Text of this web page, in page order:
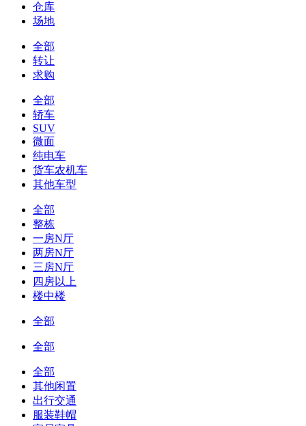
仓库
场地
全部
转让
求购
全部
轿车
SUV
微面
纯电车
货车农机车
其他车型
全部
整栋
一房N厅
两房N厅
三房N厅
四房以上
楼中楼
全部
全部
全部
其他闲置
出行交通
服装鞋帽